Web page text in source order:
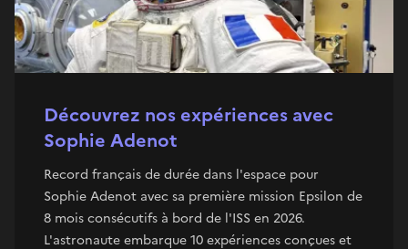
Découvrez nos expériences avec
Sophie Adenot
Record français de durée dans l'espace pour
Sophie Adenot avec sa première mission Epsilon de
8 mois consécutifs à bord de l'ISS en 2026.
L'astronaute embarque 10 expériences conçues et